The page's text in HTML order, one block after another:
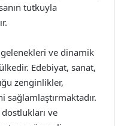
tutkuyla
ve dinamik
Edebiyat, sanat,
zenginlikler,
ve